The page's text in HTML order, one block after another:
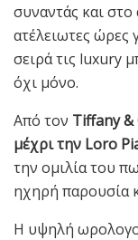
συναντάς και
ατέλειωτες ώρες
σειρά τις luxury
όχι μόνο.
Από τον Tiffany &
μέχρι την Loro
την ομιλία του
ηχηρή παρουσία
Η υψηλή